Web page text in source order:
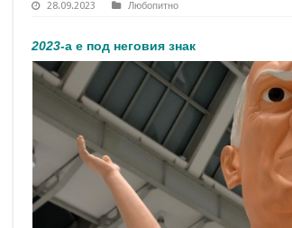
28.09.2023 Любопитно
2023-а е под неговия знак